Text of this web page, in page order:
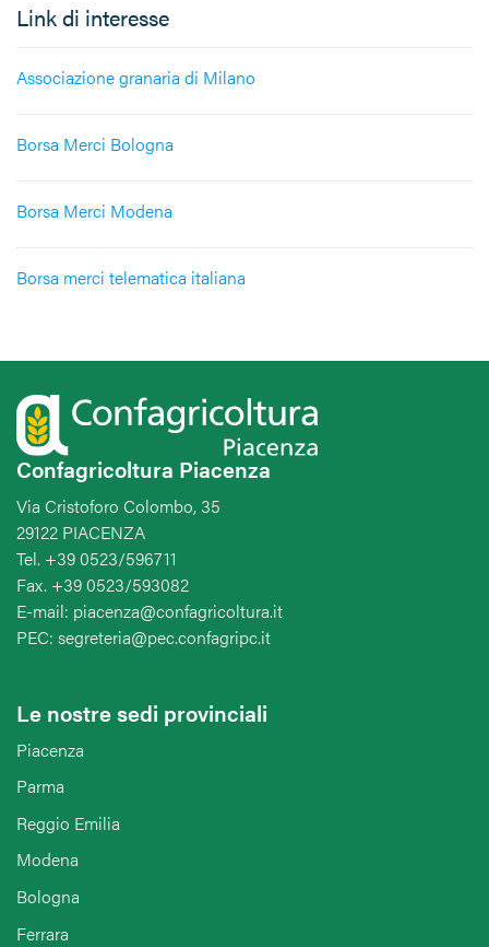
Link di interesse
Associazione granaria di Milano
Borsa Merci Bologna
Borsa Merci Modena
Borsa merci telematica italiana
Confagricoltura Piacenza
Via Cristoforo Colombo, 35
29122 PIACENZA
Tel. +39 0523/596711
Fax. +39 0523/593082
E-mail: piacenza@confagricoltura.it
PEC: segreteria@pec.confagripc.it
Le nostre sedi provinciali
Piacenza
Parma
Reggio Emilia
Modena
Bologna
Ferrara